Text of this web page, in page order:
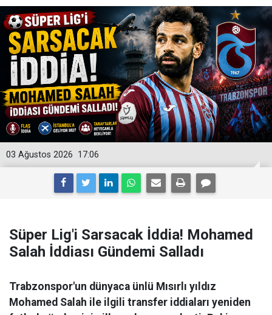
17:06
03 Ağustos 2026
Süper Lig'i Sarsacak İddia! Mohamed
Salah İddiası Gündemi Salladı
Trabzonspor'un dünyaca ünlü Mısırlı yıldız
Mohamed Salah ile ilgili transfer iddiaları yeniden